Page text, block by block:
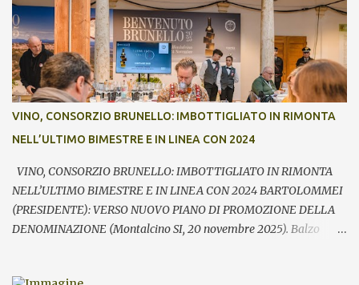
Riserva 2020, il Rosso di Montalcino 2024 oltre agli altri due vini
della denominazione, il Moscadello e il Sant’Antimo, in debutto sui
mercati a partire dal 1° gennaio 2026. “Il format ibrido dell’evento
che ha visto prima la partecipazione di critica e stampa
internazionale e poi l’apertura dei banchi di assaggio al pubblico
ha registrato anche quest’anno un grande successo sia in termini di
visitatori che tra le aziende – commenta Giacomo Bartolommei,
presidente del Consorzio del vino Brunello di Montalcino -. Le
presenze ...
VINO, CONSORZIO BRUNELLO: IMBOTTIGLIATO IN RIMONTA
NELL’ULTIMO BIMESTRE E IN LINEA CON 2024
VINO, CONSORZIO BRUNELLO: IMBOTTIGLIATO IN RIMONTA
NELL’ULTIMO BIMESTRE E IN LINEA CON 2024 BARTOLOMMEI
(PRESIDENTE): VERSO NUOVO PIANO DI PROMOZIONE DELLA
DENOMINAZIONE (Montalcino SI, 20 novembre 2025). Balzo